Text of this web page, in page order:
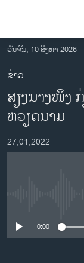
ເຂົ້າ
ຫາ
ຂ້າມ
ຂ້າມ
ຂ້າມ
ໄປ
ຫາ
ຊອກ
ອາເມຣິກາ
ການເລືອກຕັ້ງ ປະ
ຂ່າວ​ຈີນ
ຊີວິດຊາວລາວ
ວັນຈັນ, 10 ສິງຫາ 2026
ຂ່າວ
ສຽງ​ນາງ​ໜິງ
ຫວຽດ​ນາ​ມ
27,01,2022
0:00